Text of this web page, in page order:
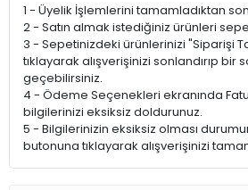
1 - Üyelik İşlemlerini tamamladıktan
2 - Satın almak istediğiniz ürünleri
3 - Sepetinizdeki ürünlerinizi "Siparişi
tıklayarak alışverişinizi sonlandırıp bir
geçebilirsiniz.
4 - Ödeme Seçenekleri ekranında
bilgilerinizi eksiksiz doldurunuz.
5 - Bilgilerinizin eksiksiz olması
butonuna tıklayarak alışverişinizi